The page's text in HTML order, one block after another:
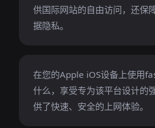
供国际网站的自由访问，还保
据隐私。
在您的Apple iOS设备上使用
什么，享受专为该平台设计的
供了快速、安全的上网体验。